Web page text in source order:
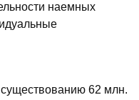
наемных
существованию 62 млн.